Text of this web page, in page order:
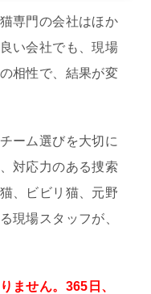
専門の会社はほか
い会社でも、現場
相性で、結果が変
ーム選びを大切に
対応力のある捜索
、ビビリ猫、元野
現場スタッフが、
ません。365日、